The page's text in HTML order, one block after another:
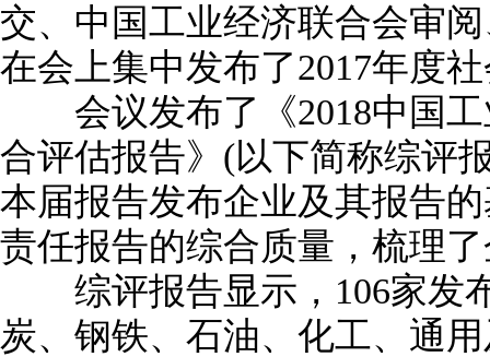
交、中国工业经济联合会审
在会上集中发布了2017年度
会议发布了《2018中国工
合评估报告》(以下简称综评
本届报告发布企业及其报告
责任报告的综合质量，梳理
综评报告显示，106家发
炭、钢铁、石油、化工、通